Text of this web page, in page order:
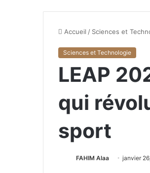
Accueil / Sciences et
Sciences et Technologie
LEAP
qui
sport
FAHIM Alaa janvier